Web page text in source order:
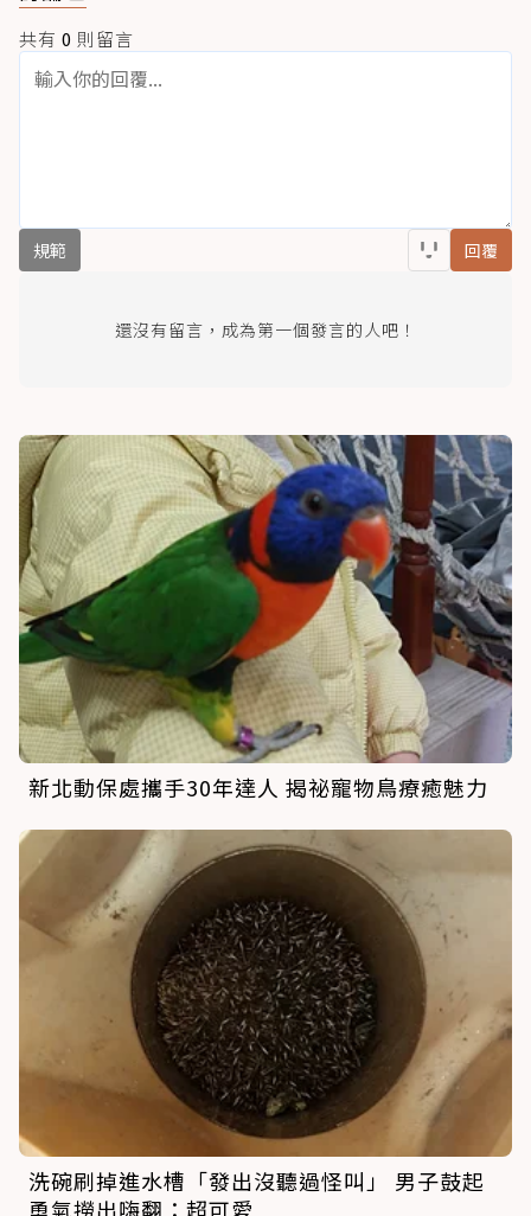
共有 0 則留言
規範 回覆
還沒有留言，成為第一個發言的人吧！
新北動保處攜手30年達人 揭祕寵物鳥療癒魅力
洗碗刷掉進水槽「發出沒聽過怪叫」 男子鼓起
勇氣撈出嗨翻：超可愛